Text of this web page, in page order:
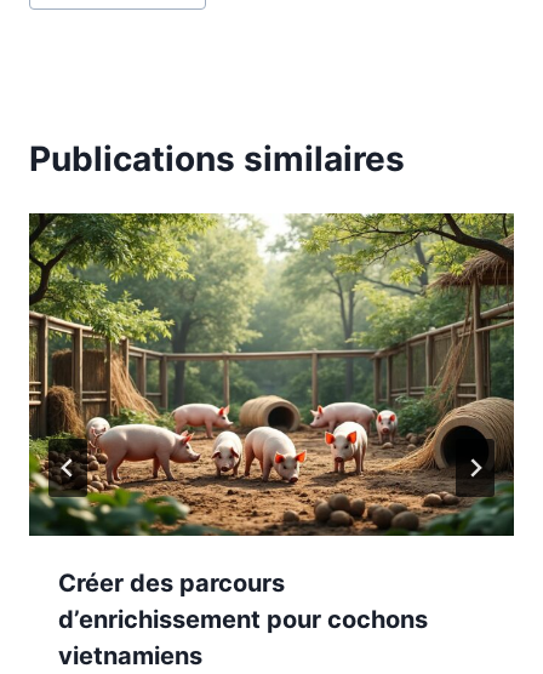
Publications similaires
Créer des parcours
d’enrichissement pour cochons
vietnamiens